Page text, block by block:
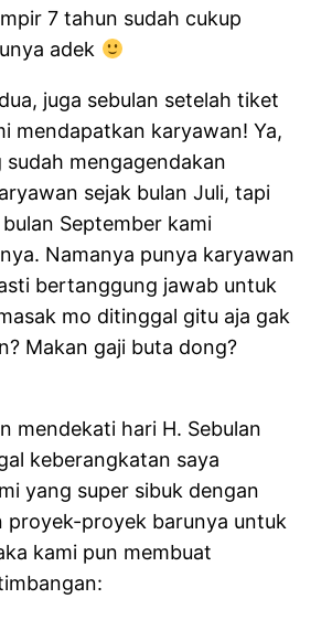
7 tahun sudah cukup
adek
juga sebulan setelah tiket
mendapatkan karyawan! Ya,
sudah mengagendakan
sejak bulan Juli, tapi
September kami
Namanya punya karyawan
bertanggung jawab untuk
mo ditinggal gitu aja gak
Makan gaji buta dong?
mendekati hari H. Sebulan
keberangkatan saya
yang super sibuk dengan
proyek-proyek barunya untuk
kami pun membuat